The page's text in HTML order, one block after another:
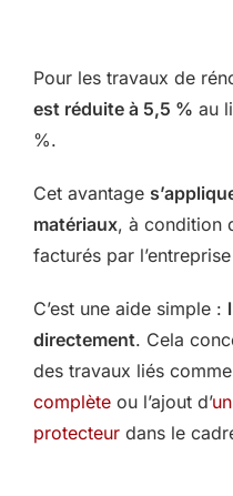
Pour les travaux de
est réduite à 5,5 % au
%.
Cet avantage
matériaux, à condition
facturés par
C’est une aide simple :
directement. Cela
des travaux liés comme
complète ou l’ajout d’
protecteur dans le